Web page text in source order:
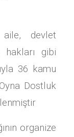
devlet
hakları gibi
36 kamu
Dostluk
organize